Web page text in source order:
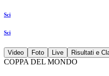
Sci
Sci
Video Foto Live Risultati e
COPPA DEL MONDO